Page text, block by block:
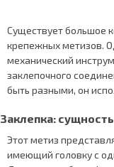
Существует большое
крепежных метизов.
механический
заклепочного
быть разными, он
Заклепка:
Этот метиз
имеющий головку с